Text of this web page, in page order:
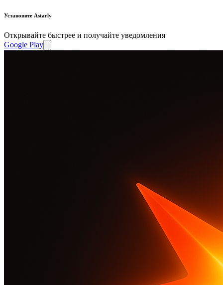
Установите Astarly
Открывайте быстрее и получайте уведомления
Google Play